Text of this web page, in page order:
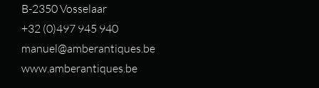
B-2350 Vosselaar
+32 (0)497 945 940
manuel@amberantiques.be
www.amberantiques.be